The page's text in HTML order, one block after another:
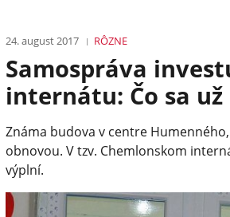
24. august 2017 RÔZNE
Samospráva
internátu: Čo sa
Známa budova v centre
obnovou. V tzv. Chemlonskom
výplní.